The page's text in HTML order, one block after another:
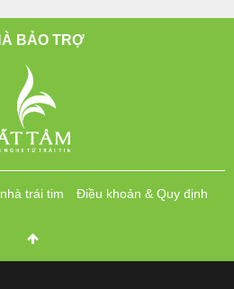
BẢO TRỢ
trái tim Điều khoản & Quy định